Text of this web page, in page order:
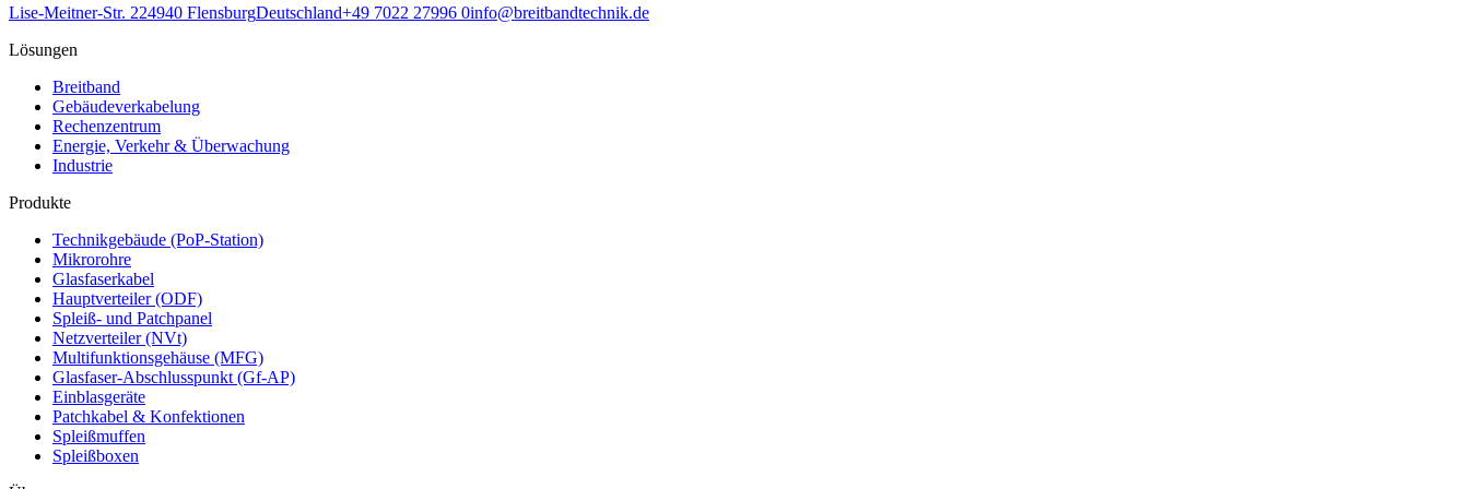
Lise-Meitner-Str. 224940 FlensburgDeutschland+49 7022 27996 0info@breitbandtechnik.de
Lösungen
Breitband
Gebäudeverkabelung
Rechenzentrum
Energie, Verkehr & Überwachung
Industrie
Produkte
Technikgebäude (PoP-Station)
Mikrorohre
Glasfaserkabel
Hauptverteiler (ODF)
Spleiß- und Patchpanel
Netzverteiler (NVt)
Multifunktionsgehäuse (MFG)
Glasfaser-Abschlusspunkt (Gf-AP)
Einblasgeräte
Patchkabel & Konfektionen
Spleißmuffen
Spleißboxen